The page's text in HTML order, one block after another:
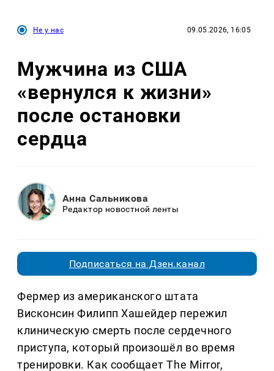
Не у нас 09.05.2026, 16:05
Мужчина из США
«вернулся к жизни»
после остановки
сердца
Анна Сальникова
Редактор новостной ленты
Подписаться на Дзен.канал
Фермер из американского штата
Висконсин Филипп Хашейдер пережил
клиническую смерть после сердечного
приступа, который произошёл во время
тренировки. Как сообщает The Mirror,